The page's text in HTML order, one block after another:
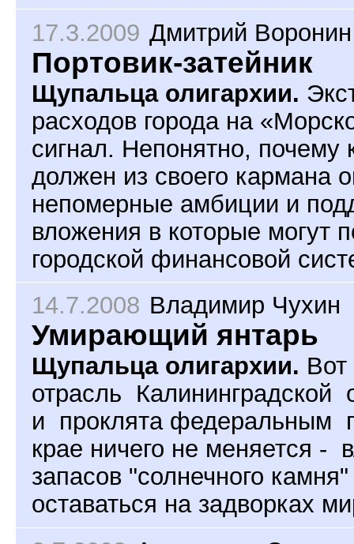
17.3.2009 Дмитрий Воронин
Портовик-затейник
Щупальца олигархии.
расходов города на
сигнал. Непонятно, почему
должен из своего кармана
непомерные амбиции и
вложения в которые могут
городской финансовой
14.7.2008 Владимир Чухин
Умирающий янтарь
Щупальца олигархии.
отрасль
и проклята федеральным
крае ничего не меняется -
запасов "солнечного
оставаться на задворках